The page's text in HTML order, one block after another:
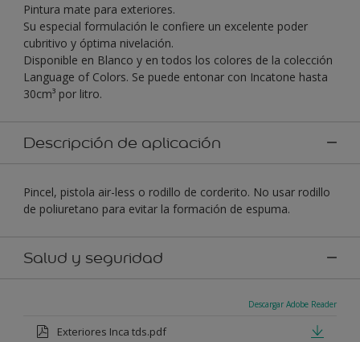
Pintura mate para exteriores.
Su especial formulación le confiere un excelente poder
cubritivo y óptima nivelación.
Disponible en Blanco y en todos los colores de la colección
Language of Colors. Se puede entonar con Incatone hasta
30cm³ por litro.
Descripción de aplicación
Pincel, pistola air-less o rodillo de corderito. No usar rodillo
de poliuretano para evitar la formación de espuma.
Salud y seguridad
Descargar Adobe Reader
Exteriores Inca tds.pdf